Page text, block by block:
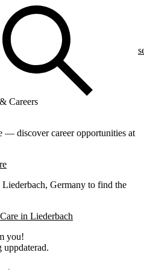
Careers
— discover career opportunities at
Germany to find the
in Liederbach
you!